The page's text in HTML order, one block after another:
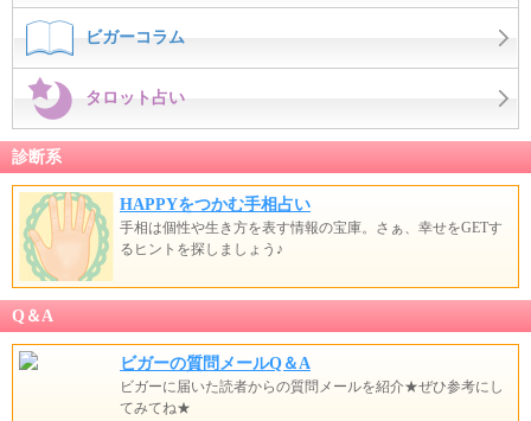
ビガーコラム
タロット占い
診断系
HAPPYをつかむ手相占い
手相は個性や生き方を表す情報の宝庫。さぁ、幸せをGETす
るヒントを探しましょう♪
Q＆A
ビガーの質問メールQ＆A
ビガーに届いた読者からの質問メールを紹介★ぜひ参考にし
てみてね★